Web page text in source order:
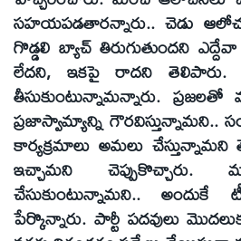
సహయపడతారన్నారు.. చెడు
గొడ్డలి బ్యాచ్ తిరుగుతుందని
లేదని, ఇకపై రాదని తెలిపారు.
తీసుకుంటున్నామన్నారు.
ప్రజాస్వామ్యాన్ని గౌరవిస్తున్నామని..
కార్యక్రమాలు అమలు చేస్తున్నామని
ఇచ్చామని చెప్పుకొచ్చారు.
చేసుకుంటున్నామని..
పేర్కొన్నారు. పార్టీ పదవులు